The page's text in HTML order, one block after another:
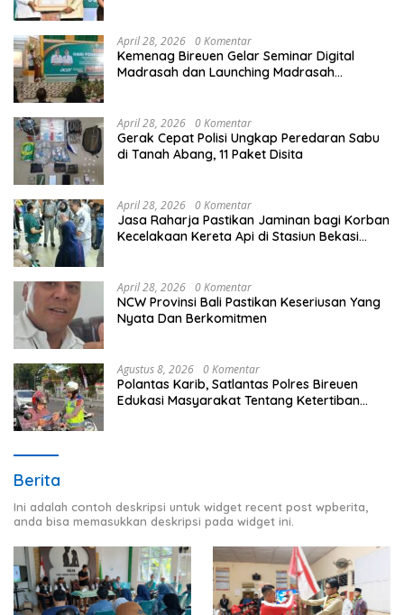
April 28, 2026 0 Komentar
Kemenag Bireuen Gelar Seminar Digital
Madrasah dan Launching Madrasah
April 28, 2026 0 Komentar
Gerak Cepat Polisi Ungkap Peredaran Sabu
di Tanah Abang, 11 Paket Disita
April 28, 2026 0 Komentar
Jasa Raharja Pastikan Jaminan bagi Korban
Kecelakaan Kereta Api di Stasiun Bekasi
April 28, 2026 0 Komentar
NCW Provinsi Bali Pastikan Keseriusan Yang
Nyata Dan Berkomitmen
Agustus 8, 2026 0 Komentar
Polantas Karib, Satlantas Polres Bireuen
Edukasi Masyarakat Tentang Ketertiban
Berita
Ini adalah contoh deskripsi untuk widget recent post wpberita,
anda bisa memasukkan deskripsi pada widget ini.